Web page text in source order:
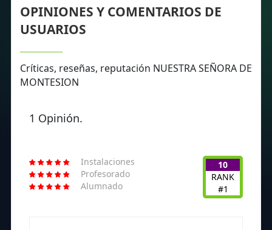
OPINIONES Y COMENTARIOS DE
USUARIOS
Críticas, reseñas, reputación NUESTRA SEÑORA DE
MONTESION
1 Opinión.
Instalaciones
Profesorado
Alumnado
10
RANK
#1